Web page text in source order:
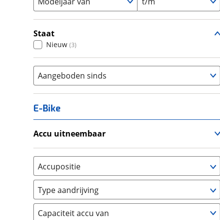
Staat
Nieuw (3)
Aangeboden sinds
E-Bike
Accu uitneembaar
Nee, vast (0)
Accupositie
Bagagedrager (0)
Frame (0 )
Vloer (0
Type aandrijving
Achterwiel (0)
Capaciteit accu van